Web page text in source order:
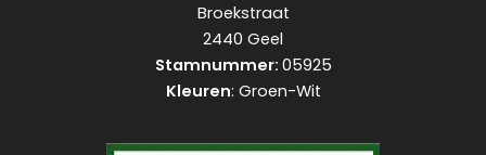
Broekstraat
2440 Geel
Stamnummer: 05925
Kleuren: Groen-Wit